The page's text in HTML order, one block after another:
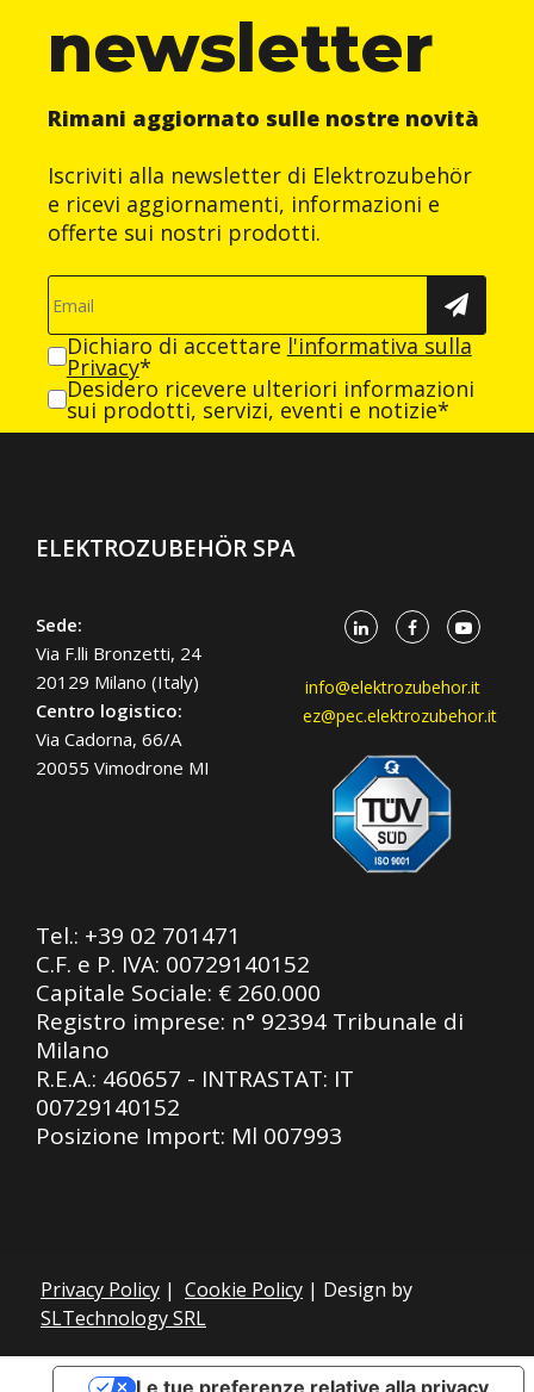
newsletter
Rimani aggiornato sulle nostre novità
Iscriviti alla newsletter di Elektrozubehör
e ricevi aggiornamenti, informazioni e
offerte sui nostri prodotti.
Dichiaro di accettare l'informativa sulla
Privacy*
Desidero ricevere ulteriori informazioni
sui prodotti, servizi, eventi e notizie*
ELEKTROZUBEHÖR SPA
Sede:
Via F.lli Bronzetti, 24
20129 Milano (Italy)
Centro logistico:
Via Cadorna, 66/A
20055 Vimodrone MI
info@elektrozubehor.it
ez@pec.elektrozubehor.it
Tel.: +39 02 701471
C.F. e P. IVA: 00729140152
Capitale Sociale: € 260.000
Registro imprese: n° 92394 Tribunale di
Milano
R.E.A.: 460657 - INTRASTAT: IT
00729140152
Posizione Import: Ml 007993
Privacy Policy | Cookie Policy | Design by
SLTechnology SRL
Le tue preferenze relative alla privacy